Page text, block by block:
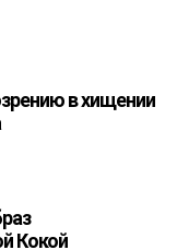
в хищении
Кокой